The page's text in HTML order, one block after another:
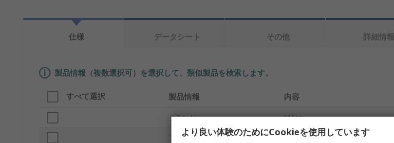
仕様 データシート その他 詳細情報
製品情報（複数選択可）を選択して、類似製品を検索します。
すべて選択 製品情報 内容
ブランド Miller
プロダクトタイプ ワイヤストリッパ
より良い体験のためにCookieを使用しています